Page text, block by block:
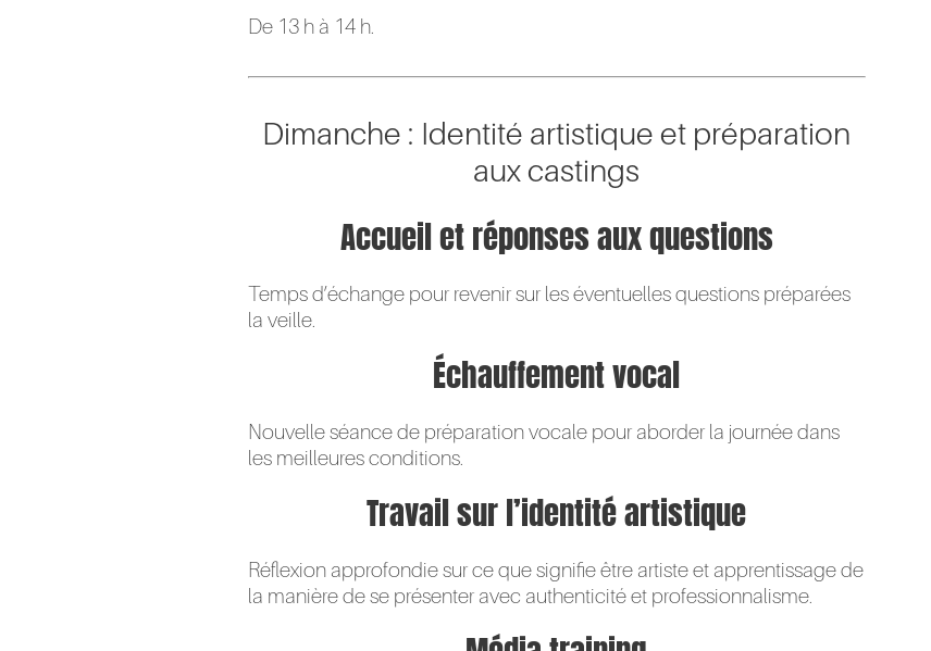
De 13 h à 14 h.
Dimanche : Identité artistique et préparation
aux castings
Accueil et réponses aux questions
Temps d’échange pour revenir sur les éventuelles questions préparées
la veille.
Échauffement vocal
Nouvelle séance de préparation vocale pour aborder la journée dans
les meilleures conditions.
Travail sur l’identité artistique
Réflexion approfondie sur ce que signifie être artiste et apprentissage de
la manière de se présenter avec authenticité et professionnalisme.